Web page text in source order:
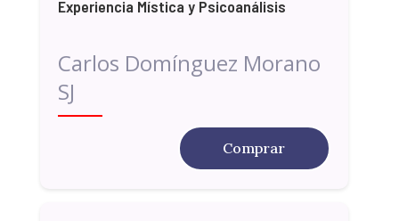
Experiencia Mística y Psicoanálisis
Carlos Domínguez Morano
SJ
Comprar